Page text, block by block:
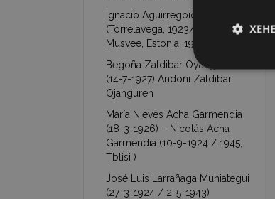
Ignacio Aguirregoicoa Benito
(Torrelavega, 1923/02/21 –
Musvee, Estonia, 1944/03/09)
Begoña Zaldibar Oyanguren
(14-7-1927) Andoni Zaldibar
Ojanguren
María Nieves Acha Garmendia
(18-3-1926) – Nicolás Acha
Garmendia (10-9-1924 / 1945,
Tblisi )
José Luis Larrañaga Muniategui
(27-3-1924 / 2-5-1943)